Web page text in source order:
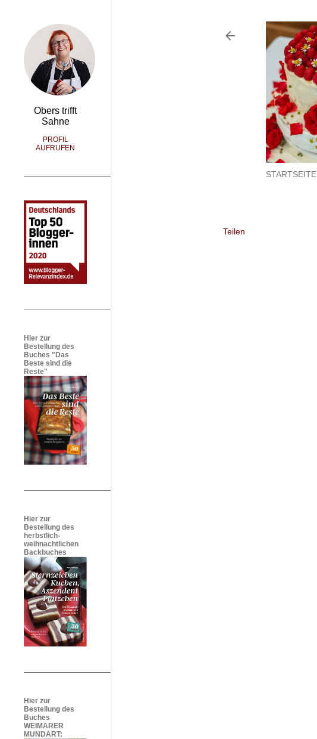
STARTSEITE
Teilen
Obers trifft
Sahne
PROFIL
AUFRUFEN
Hier zur
Bestellung des
Buches "Das
Beste sind die
Reste"
Hier zur
Bestellung des
herbstlich-
weihnachtlichen
Backbuches
Hier zur
Bestellung des
Buches
WEIMARER
MUNDART: